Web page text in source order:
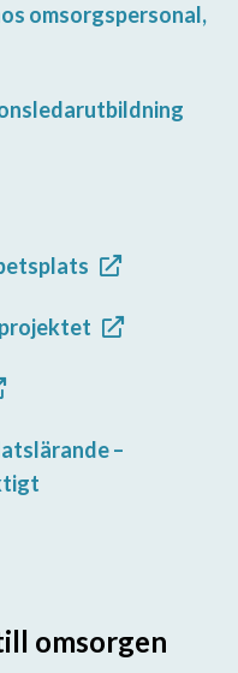
omsorgspersonal,
–
omsorgen